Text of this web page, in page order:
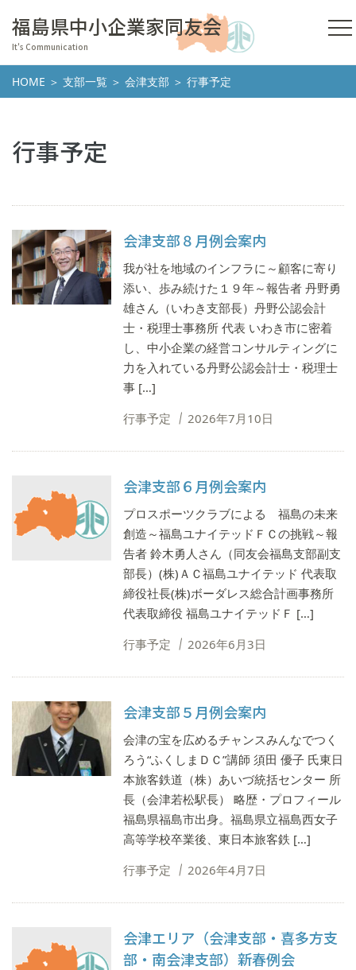
福島県中小企業家同友会
It's Communication
HOME ＞ 支部一覧 ＞ 会津支部 ＞ 行事予定
行事予定
会津支部８月例会案内
我が社を地域のインフラに～顧客に寄り
添い、歩み続けた１９年～報告者 丹野勇
雄さん（いわき支部長）丹野公認会計
士・税理士事務所 代表 いわき市に密着
し、中小企業の経営コンサルティングに
力を入れている丹野公認会計士・税理士
事 […]
行事予定
2026年7月10日
会津支部６月例会案内
プロスポーツクラブによる 福島の未来
創造～福島ユナイテッドＦＣの挑戦～報
告者 鈴木勇人さん（同友会福島支部副支
部長）(株)ＡＣ福島ユナイテッド 代表取
締役社長(株)ボーダレス総合計画事務所
代表取締役 福島ユナイテッドＦ […]
行事予定
2026年6月3日
会津支部５月例会案内
会津の宝を広めるチャンスみんなでつく
ろう“ふくしまＤＣ”講師 須田 優子 氏東日
本旅客鉄道（株）あいづ統括センター 所
長（会津若松駅長） 略歴・プロフィール
福島県福島市出身。福島県立福島西女子
高等学校卒業後、東日本旅客鉄 […]
行事予定
2026年4月7日
会津エリア（会津支部・喜多方支
部・南会津支部）新春例会